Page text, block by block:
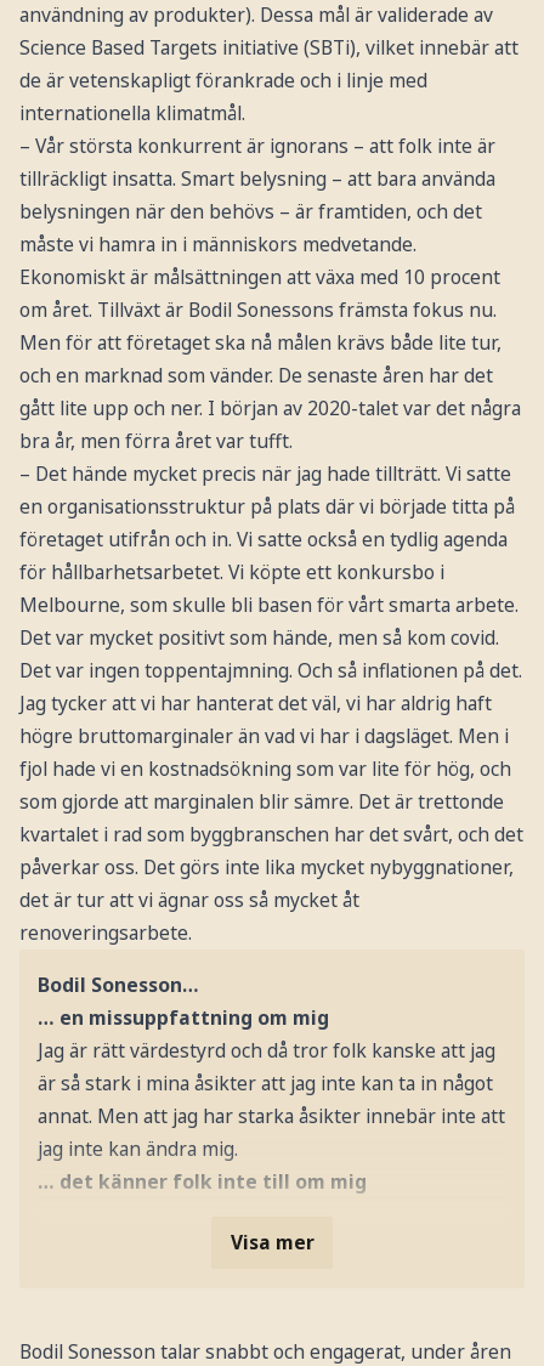
användning av produkter). Dessa mål är validerade av
Science Based Targets initiative (SBTi), vilket innebär att
de är vetenskapligt förankrade och i linje med
internationella klimatmål.
– Vår största konkurrent är ignorans – att folk inte är
tillräckligt insatta. Smart belysning – att bara använda
belysningen när den behövs – är framtiden, och det
måste vi hamra in i människors medvetande.
Ekonomiskt är målsättningen att växa med 10 procent
om året. Tillväxt är Bodil Sonessons främsta fokus nu.
Men för att företaget ska nå målen krävs både lite tur,
och en marknad som vänder. De senaste åren har det
gått lite upp och ner. I början av 2020-talet var det några
bra år, men förra året var tufft.
– Det hände mycket precis när jag hade tillträtt. Vi satte
en organisationsstruktur på plats där vi började titta på
företaget utifrån och in. Vi satte också en tydlig agenda
för hållbarhetsarbetet. Vi köpte ett konkursbo i
Melbourne, som skulle bli basen för vårt smarta arbete.
Det var mycket positivt som hände, men så kom covid.
Det var ingen toppentajmning. Och så inflationen på det.
Jag tycker att vi har hanterat det väl, vi har aldrig haft
högre bruttomarginaler än vad vi har i dagsläget. Men i
fjol hade vi en kostnadsökning som var lite för hög, och
som gjorde att marginalen blir sämre. Det är trettonde
kvartalet i rad som byggbranschen har det svårt, och det
påverkar oss. Det görs inte lika mycket nybyggnationer,
det är tur att vi ägnar oss så mycket åt
renoveringsarbete.
Bodil Sonesson…
… en missuppfattning om mig
Jag är rätt värdestyrd och då tror folk kanske att jag
är så stark i mina åsikter att jag inte kan ta in något
annat. Men att jag har starka åsikter innebär inte att
jag inte kan ändra mig.
… det känner folk inte till om mig
Visa mer
Bodil Sonesson talar snabbt och engagerat, under åren